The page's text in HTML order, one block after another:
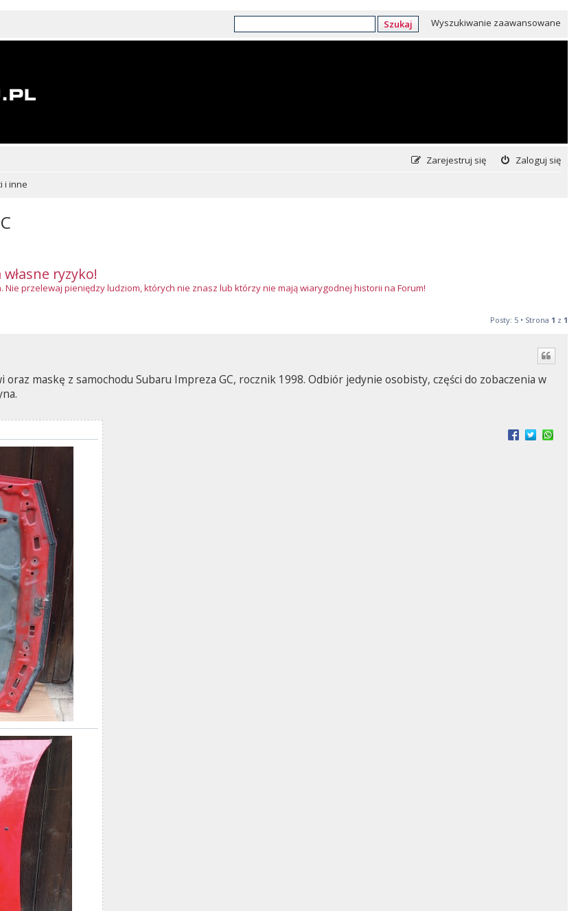
Szukaj Wyszukiwanie zaawansowane
Zaloguj się
Zarejestruj się
i inne
ryzyko!
przelewaj pieniędzy ludziom, których nie znasz lub którzy nie mają wiarygodnej historii na Forum!
Posty: 5 • Strona 1 z 1
maskę z samochodu Subaru Impreza GC, rocznik 1998. Odbiór jedynie osobisty, części do zobaczenia w